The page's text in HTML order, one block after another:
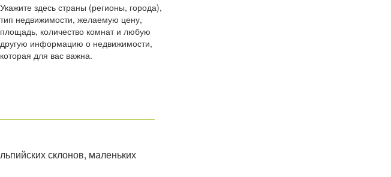
Укажите здесь страны (регионы, города),
тип недвижимости, желаемую цену,
площадь, количество комнат и любую
другую информацию о недвижимости,
которая для вас важна.
склонов, маленьких